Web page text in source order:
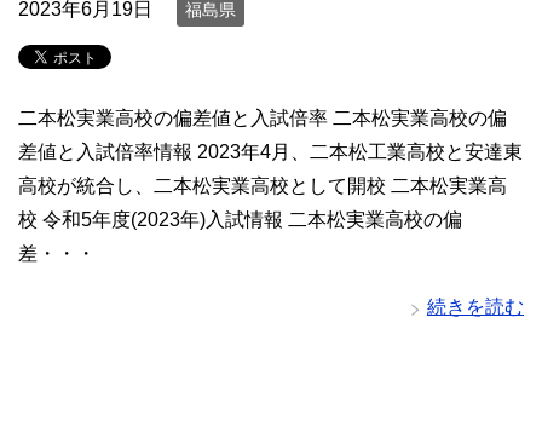
2023年6月19日 福島県
二本松実業高校の偏差値と入試倍率 二本松実業高校の偏
差値と入試倍率情報 2023年4月、二本松工業高校と安達東
高校が統合し、二本松実業高校として開校 二本松実業高
校 令和5年度(2023年)入試情報 二本松実業高校の偏
差・・・
続きを読む